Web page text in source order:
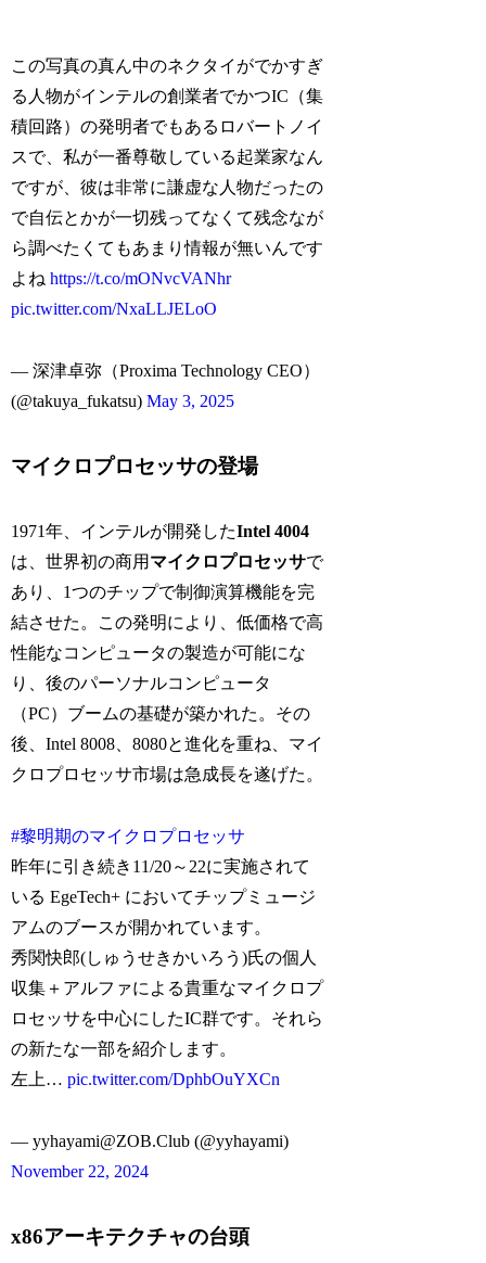
この写真の真ん中のネクタイがでかすぎ
る人物がインテルの創業者でかつIC（集
積回路）の発明者でもあるロバートノイ
スで、私が一番尊敬している起業家なん
ですが、彼は非常に謙虚な人物だったの
で自伝とかが一切残ってなくて残念なが
ら調べたくてもあまり情報が無いんです
よねhttps://t.co/mONvcVANhr
pic.twitter.com/NxaLLJELoO
— 深津卓弥（Proxima Technology CEO）
(@takuya_fukatsu)May 3, 2025
マイクロプロセッサの登場
1971年、インテルが開発したIntel 4004
は、世界初の商用 マイクロプロセッサで
あり、1つのチップで制御演算機能を完
結させた。この発明により、低価格で高
性能なコンピュータの製造が可能にな
り、後のパーソナルコンピュータ
（PC）ブームの基礎が築かれた。その
後、Intel 8008、8080と進化を重ね、マイ
クロプロセッサ市場は急成長を遂げた。
#黎明期のマイクロプロセッサ
昨年に引き続き11/20～22に実施されて
いる EgeTech+ においてチップミュージ
アムのブースが開かれています。
秀関快郎(しゅうせきかいろう)氏の個人
収集＋アルファによる貴重なマイクロプ
ロセッサを中心にしたIC群です。それら
の新たな一部を紹介します。
左上…pic.twitter.com/DphbOuYXCn
— yyhayami@ZOB.Club (@yyhayami)
November 22, 2024
x86アーキテクチャの台頭